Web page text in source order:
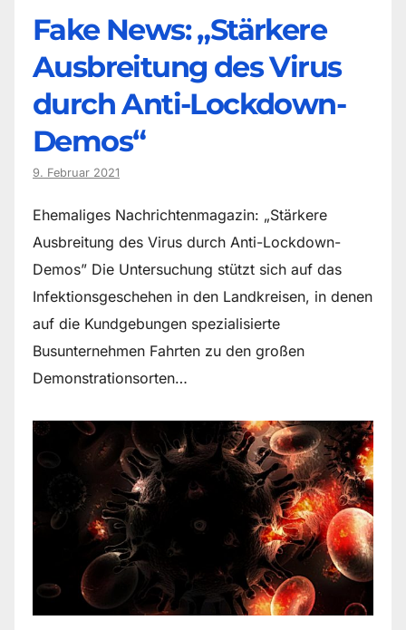
Fake News: „Stärkere
Ausbreitung des Virus
durch Anti-Lockdown-
Demos“
9. Februar 2021
Ehemaliges Nachrichtenmagazin: „Stärkere
Ausbreitung des Virus durch Anti-Lockdown-
Demos” Die Untersuchung stützt sich auf das
Infektionsgeschehen in den Landkreisen, in denen
auf die Kundgebungen spezialisierte
Busunternehmen Fahrten zu den großen
Demonstrationsorten…